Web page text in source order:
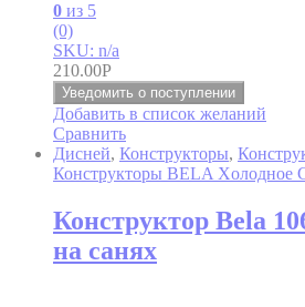
0 из 5
(0)
SKU: n/a
210.00Р
Уведомить о поступлении
Добавить в список желаний
Сравнить
Дисней, Конструкторы,
Конструкторы BELA Xолодное
Конструктор Bela
на санях